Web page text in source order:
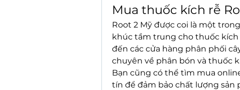
Mua thuốc kích rễ
Root 2 Mỹ được coi là một
khúc tầm trung cho thuốc kích
đến các cửa hàng phân phối
chuyên về phân bón và thuốc
Bạn cũng có thể tìm mua
tín để đảm bảo chất lượng sản